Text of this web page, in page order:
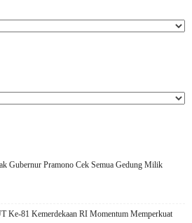
Gubernur Pramono Cek Semua Gedung Milik
81 Kemerdekaan RI Momentum Memperkuat